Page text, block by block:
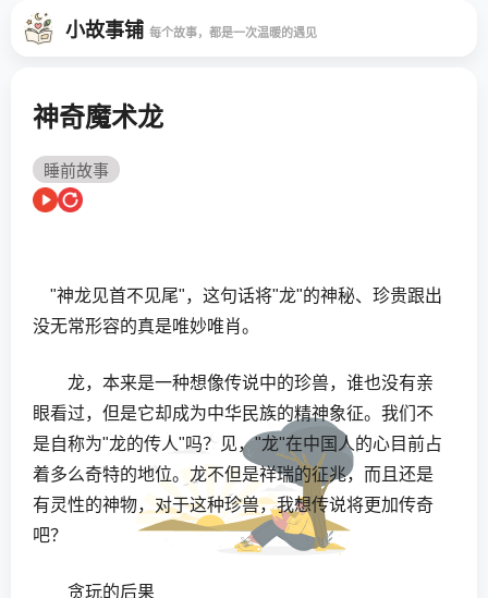
小故事铺 每个故事，都是一次温暖的遇见
神奇魔术龙
睡前故事
"神龙见首不见尾"，这句话将"龙"的神秘、珍贵跟出
没无常形容的真是唯妙唯肖。
龙，本来是一种想像传说中的珍兽，谁也没有亲
眼看过，但是它却成为中华民族的精神象征。我们不
是自称为"龙的传人"吗？见，"龙"在中国人的心目前占
着多么奇特的地位。龙不但是祥瑞的征兆，而且还是
有灵性的神物，对于这种珍兽，我想传说将更加传奇
吧？
贪玩的后果